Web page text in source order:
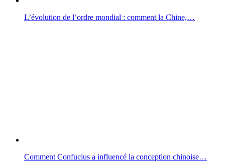
L’évolution de l’ordre mondial : comment la Chine,…
Comment Confucius a influencé la conception chinoise…